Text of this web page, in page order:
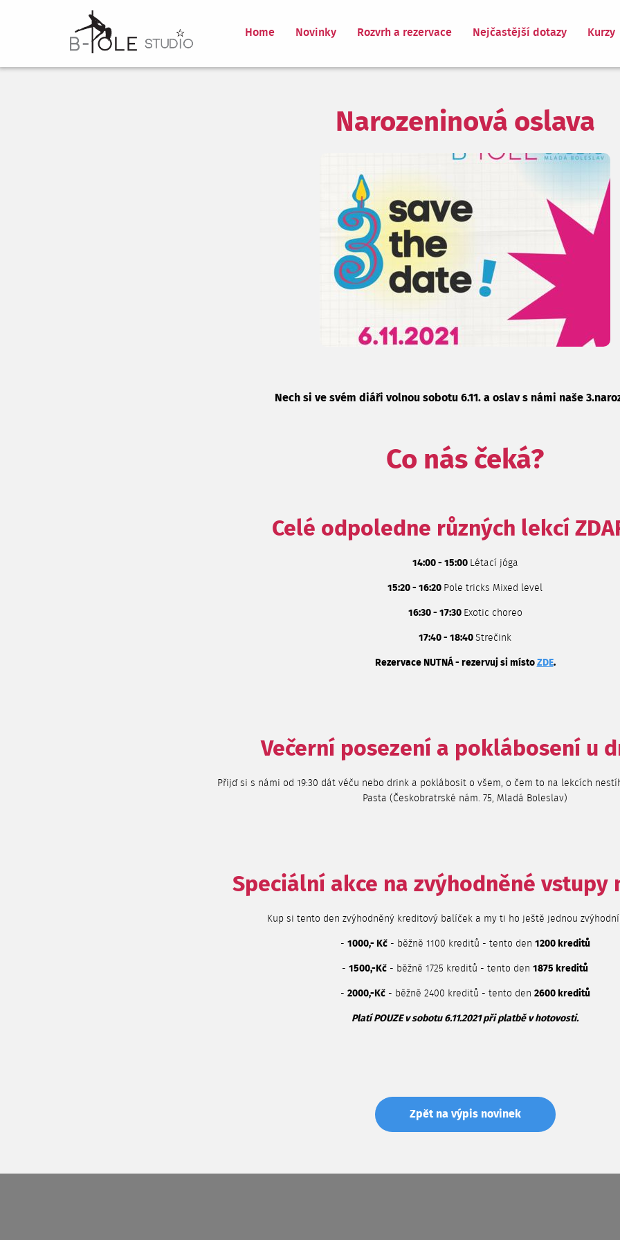
Home Novinky Rozvrh a rezervace Nejčastější dotazy Kurzy
Narozeninová oslava
Nech si ve svém diáři volnou sobotu 6.11. a oslav s námi naše
Co nás čeká?
Celé odpoledne různých lekcí
14:00 - 15:00 Létací jóga
15:20 - 16:20 Pole tricks Mixed level
16:30 - 17:30 Exotic choreo
17:40 - 18:40 Strečink
Rezervace NUTNÁ - rezervuj si místo ZDE.
Večerní posezení a poklábosení u
Přijď si s námi od 19:30 dát véču nebo drink a poklábosit o všem, o čem to na lekcích
Pasta (Českobratrské nám. 75, Mladá Boleslav)
Speciální akce na zvýhodněné vstupy
Kup si tento den zvýhodněný kreditový balíček a my ti ho ještě jednou
- 1000,- Kč- běžně 1100 kreditů - tento den 1200 kreditů
- 1500,-Kč - běžně 1725 kreditů - tento den 1875 kreditů
- 2000,-Kč- běžně 2400 kreditů - tento den 2600 kreditů
Platí POUZE v sobotu 6.11.2021 při platbě v hotovosti.
Zpět na výpis novinek